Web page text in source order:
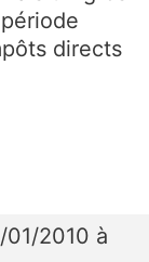
directs
01/2010 à